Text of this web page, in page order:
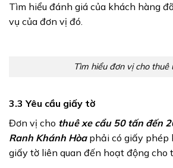
Tìm hiểu đánh giá của khách hàng
vụ của đơn vị đó.
Tìm hiểu đơn vị cho thuê
3.3 Yêu cầu giấy tờ
Đơn vị cho thuê xe cẩu 50 tấn đến
Ranh Khánh Hòaphải có giấy phép
giấy tờ liên quan đến hoạt động cho